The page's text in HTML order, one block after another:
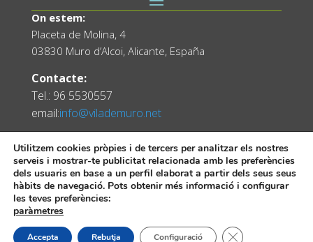
On estem:
Placeta de Molina, 4
03830 Muro d’Alcoi, Alicante, España
Contacte:
Tel.: 96 5530557
email:info@vilademuro.net
Web desenvolupada pel Servei d'Informàtica
Utilitzem cookies pròpies i de tercers per analitzar els nostres
serveis i mostrar-te publicitat relacionada amb les preferències
dels usuaris en base a un perfil elaborat a partir dels seus seus
hàbits de navegació. Pots obtenir més informació i configurar
les teves preferències:
paràmetres
Accepta Rebutja Configuració Tanca el bàner de